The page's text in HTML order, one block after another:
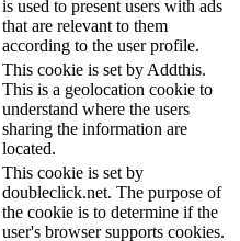
is used to present users with ads
that are relevant to them
according to the user profile.
This cookie is set by Addthis.
This is a geolocation cookie to
understand where the users
sharing the information are
located.
This cookie is set by
doubleclick.net. The purpose of
the cookie is to determine if the
user's browser supports cookies.